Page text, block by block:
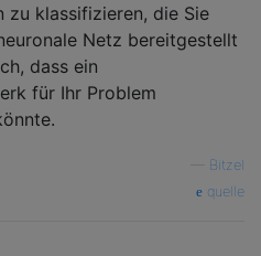
zu klassifizieren, die Sie
Netz bereitgestellt
dass ein
für Ihr Problem
Bitzel
quelle